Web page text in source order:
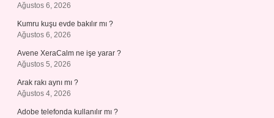
Ağustos 6, 2026
Kumru kuşu evde bakılır mı ?
Ağustos 6, 2026
Avene XeraCalm ne işe yarar ?
Ağustos 5, 2026
Arak rakı aynı mı ?
Ağustos 4, 2026
Adobe telefonda kullanılır mı ?